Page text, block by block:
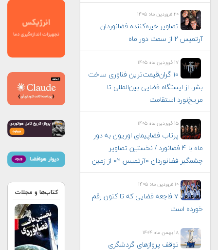
۲۰ فروردین ماه ۱۴۰۵
تصاویر خیره‌کننده فضانوردان
آرتمیس ۲ از سمت دور ماه
۱۷ فروردین ماه ۱۴۰۵
۱۰ گران‌قیمت‌ترین فناوری‌ ساخت
بشر: از ایستگاه فضایی بین‌المللی تا
مریخ‌نورد استقامت
۱۵ فروردین ماه ۱۴۰۵
پرتاب فضاپیمای اوریون به دور
ماه با ۴ فضانورد / نخستین تصاویر
چشمگیر فضانوردان «آرتمیس ۲» از زمین
۱۰ فروردین ماه ۱۴۰۵
۷ فاجعه فضایی که تا کنون رقم
خورده است
۱۸ بهمن ماه ۱۴۰۴
توقف پروازهای گردشگری
کتاب‌ها و مجلات